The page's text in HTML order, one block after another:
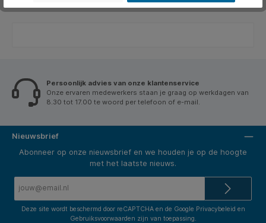
Persoonlijk advies van onze klantenservice
Onze ervaren medewerkers staan je graag op werkdagen van
8.30 tot 17.00 te woord per telefoon of e-mail.
Nieuwsbrief
Abonneer op onze nieuwsbrief en we houden je op de hoogte
met het laatste nieuws.
Deze site wordt beschermd door reCAPTCHA en de Google Privacybeleid en
Gebruiksvoorwaarden zijn van toepassing.